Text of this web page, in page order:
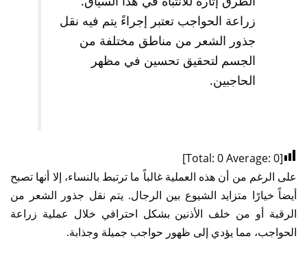
زراعة الحواجب تعتبر إجراءً يتم فيه نقل
جذور الشعر من مناطق مختلفة من
الجسم لتحقيق تحسين في مظهر
الحاجبين.
[Total:
0Average: 0
]
على الرغم من أن هذه العملية غالباً ما ترتبط بالنساء، إلا أنها تصبح
أيضاً خيارًا متزايد الشيوع بين الرجال. يتم نقل جذور الشعر من
الرقبة أو من خلف الأذنين بشكل احترافي خلال عملية زراعة
الحواجب، مما يؤدي إلى ظهور حواجب جميلة وجذابة.